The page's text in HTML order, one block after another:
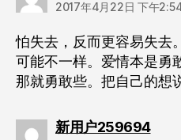
2017年4月22日 下午
怕失去，反而更容易失去
可能不一样。爱情本是勇
那就勇敢些。把自己的想
新用户259694说：